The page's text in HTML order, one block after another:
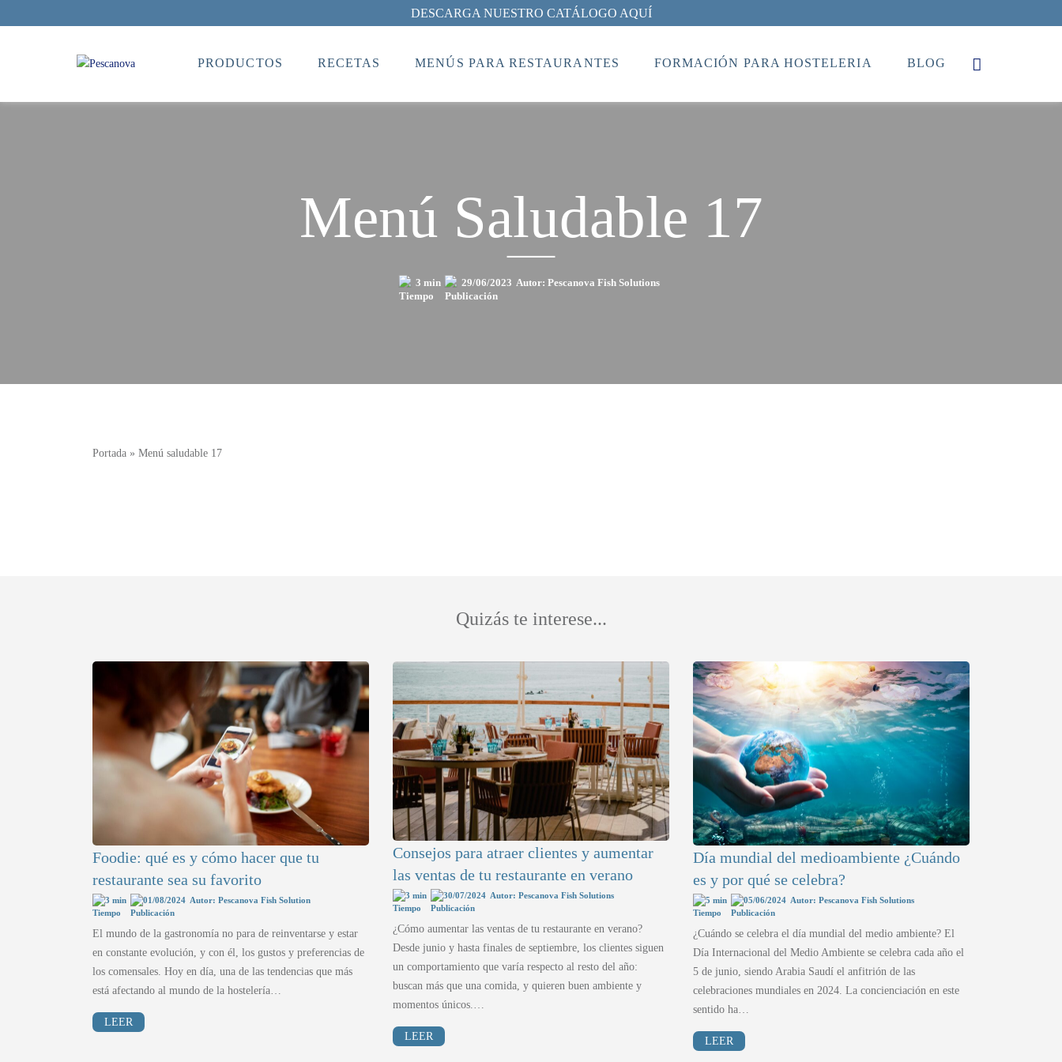
DESCARGA NUESTRO CATÁLOGO AQUÍ
PRODUCTOS RECETAS MENÚS PARA RESTAURANTES FORMACIÓN PARA HOSTELERIA BLOG
Menú Saludable 17
3 min 29/06/2023 Autor: Pescanova Fish Solutions
Portada » Menú saludable 17
Quizás te interese...
Foodie: qué es y cómo hacer que tu
restaurante sea su favorito
3 min 01/08/2024 Autor: Pescanova Fish Solution
El mundo de la gastronomía no para de reinventarse y estar
en constante evolución, y con él, los gustos y preferencias de
los comensales. Hoy en día, una de las tendencias que más
está afectando al mundo de la hostelería…
LEER
Consejos para atraer clientes y aumentar
las ventas de tu restaurante en verano
3 min 30/07/2024 Autor: Pescanova Fish Solutions
¿Cómo aumentar las ventas de tu restaurante en verano?
Desde junio y hasta finales de septiembre, los clientes siguen
un comportamiento que varía respecto al resto del año:
buscan más que una comida, y quieren buen ambiente y
momentos únicos.…
LEER
Día mundial del medioambiente ¿Cuándo
es y por qué se celebra?
5 min 05/06/2024 Autor: Pescanova Fish Solutions
¿Cuándo se celebra el día mundial del medio ambiente? El
Día Internacional del Medio Ambiente se celebra cada año el
5 de junio, siendo Arabia Saudí el anfitrión de las
celebraciones mundiales en 2024. La concienciación en este
sentido ha…
LEER